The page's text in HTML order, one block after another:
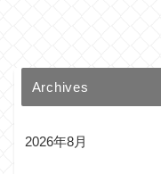
Archives
2026年8月